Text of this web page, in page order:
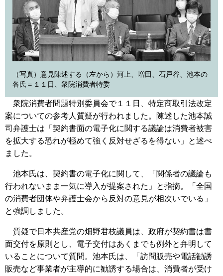
（写真）意見陳述する（左から）河上、増田、石戸谷、池本の
各氏＝１１日、衆院消費者特委
衆院消費者問題特別委員会で１１日、特定商取引法改定
案についての参考人質疑が行われました。陳述した池本誠
司弁護士は「契約書面の電子化に関する議論は消費者被害
を拡大する恐れが極めて強く反対せざるを得ない」と述べ
ました。
池本氏は、契約書の電子化に関して、「関係者の議論も
行われないまま一気に導入が提案された」と指摘。「全国
の消費者団体や弁護士会から反対の意見が相次いでいる」
と強調しました。
質疑で日本共産党の畑野君枝議員は、政府が契約書は書
面交付を原則とし、電子交付はあくまでも例外と弁明して
いることについて質問。池本氏は、「訪問販売や電話勧誘
販売など事業者が主導的に勧誘する場合は、消費者が受け